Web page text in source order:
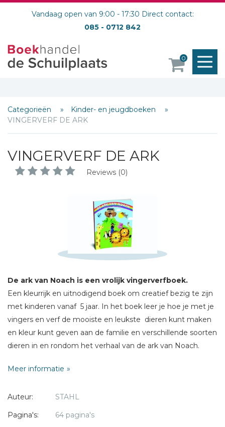
Vandaag open van 9:00 - 17:30 Direct contact:
085 - 0712 842
0
Categorieën
Kinder- en jeugdboeken
VINGERVERF DE ARK
VINGERVERF DE ARK
Reviews (0)
De ark van Noach is een vrolijk vingerverfboek.
Een kleurrijk en uitnodigend boek om creatief bezig te zijn
met kinderen vanaf 5 jaar. In het boek leer je hoe je met je
vingers en verf de mooiste en leukste dieren kunt maken
en kleur kunt geven aan de familie en verschillende soorten
dieren in en rondom het verhaal van de ark van Noach.
De prachtige illustraties spreken tot de verbeelding van het
aan de slag te gaan en tegelijkertijd lezen en horen
kinderen op een speelse manier over het verhaal van
Meer informatie
Auteur:
STAHL
Pagina's:
64 pagina's
Schrijf hieronder je review!
Naam *
Titel *
Bericht *
* = verplicht